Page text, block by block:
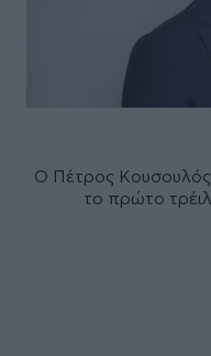
Ο Πέτρος Κουσουλός
το πρώτο